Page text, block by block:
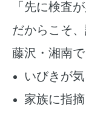
「先に検査
だからこそ
藤沢・湘南で
いびきが
家族に指